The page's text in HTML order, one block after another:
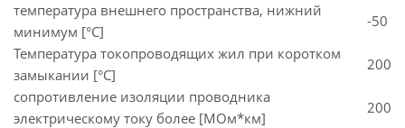
температура внешнего пространства, нижний
минимум [°C]
-50
Температура токопроводящих жил при коротком
замыкании [°С]
200
сопротивление изоляции проводника
электрическому току более [МОм*км]
200